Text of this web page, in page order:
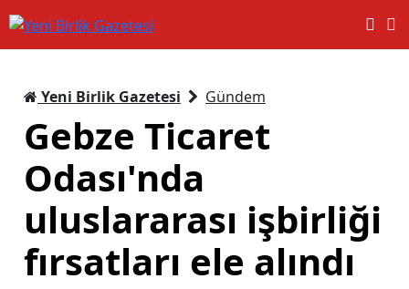
Yeni Birlik Gazetesi Gündem
Gebze Ticaret
Odası'nda
uluslararası işbirliği
fırsatları ele alındı